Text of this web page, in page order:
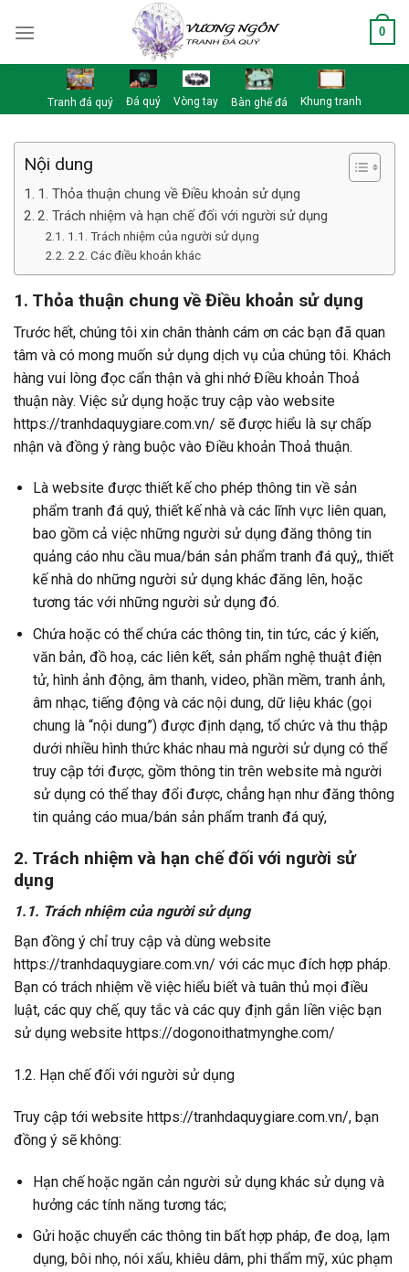
0
Tranh đá quý Đá quý Vòng tay Bàn ghế đá Khung tranh
Nội dung
1. Thỏa thuận chung về Điều khoản sử dụng
2. Trách nhiệm và hạn chế đối với người sử dụng
1.1. Trách nhiệm của người sử dụng
2.2. Các điều khoản khác
1. Thỏa thuận chung về Điều khoản sử dụng
Trước hết, chúng tôi xin chân thành cám ơn các bạn đã quan
tâm và có mong muốn sử dụng dịch vụ của chúng tôi. Khách
hàng vui lòng đọc cẩn thận và ghi nhớ Điều khoản Thoả
thuận này. Việc sử dụng hoặc truy cập vào website
https://tranhdaquygiare.com.vn/ sẽ được hiểu là sự chấp
nhận và đồng ý ràng buộc vào Điều khoản Thoả thuận.
Là website được thiết kế cho phép thông tin về sản
phẩm tranh đá quý, thiết kế nhà và các lĩnh vực liên quan,
bao gồm cả việc những người sử dụng đăng thông tin
quảng cáo nhu cầu mua/bán sản phẩm tranh đá quý,, thiết
kế nhà do những người sử dụng khác đăng lên, hoặc
tương tác với những người sử dụng đó.
Chứa hoặc có thể chứa các thông tin, tin tức, các ý kiến,
văn bản, đồ hoạ, các liên kết, sản phẩm nghệ thuật điện
tử, hình ảnh động, âm thanh, video, phần mềm, tranh ảnh,
âm nhạc, tiếng động và các nội dung, dữ liệu khác (gọi
chung là “nội dung”) được định dạng, tổ chức và thu thập
dưới nhiều hình thức khác nhau mà người sử dụng có thể
truy cập tới được, gồm thông tin trên website mà người
sử dụng có thể thay đổi được, chẳng hạn như đăng thông
tin quảng cáo mua/bán sản phẩm tranh đá quý,
2. Trách nhiệm và hạn chế đối với người sử
dụng
1.1. Trách nhiệm của người sử dụng
Bạn đồng ý chỉ truy cập và dùng website
https://tranhdaquygiare.com.vn/ với các mục đích hợp pháp.
Bạn có trách nhiệm về việc hiểu biết và tuân thủ mọi điều
luật, các quy chế, quy tắc và các quy định gắn liền việc bạn
sử dụng website https://dogonoithatmynghe.com/
1.2. Hạn chế đối với người sử dụng
Truy cập tới website https://tranhdaquygiare.com.vn/, bạn
đồng ý sẽ không:
Hạn chế hoặc ngăn cản người sử dụng khác sử dụng và
hưởng các tính năng tương tác;
Gửi hoặc chuyển các thông tin bất hợp pháp, đe doạ, lạm
dụng, bôi nhọ, nói xấu, khiêu dâm, phi thẩm mỹ, xúc phạm